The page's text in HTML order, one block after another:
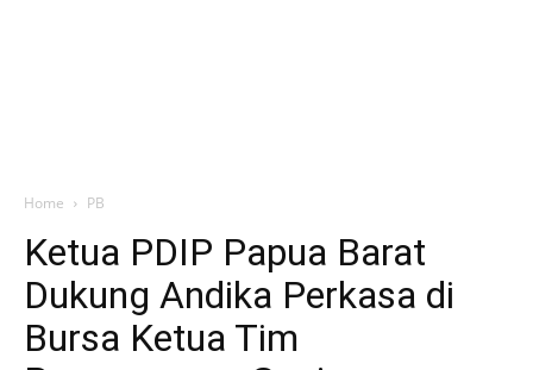
Home PB
Ketua PDIP Papua Barat
Dukung Andika Perkasa di
Bursa Ketua Tim